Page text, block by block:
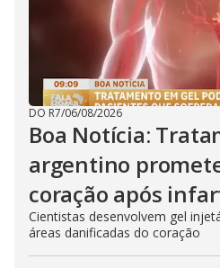
DO R7/06/08/2026
Boa Notícia:
argentino
coração após
Cientistas desenvolvem gel
áreas danificadas do coração